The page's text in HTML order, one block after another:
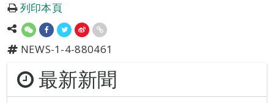
列印本頁
NEWS-1-4-880461
最新新聞